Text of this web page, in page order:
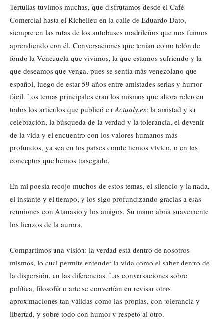
Tertulias tuvimos muchas, que disfrutamos desde el Café
Comercial hasta el Richelieu en la calle de Eduardo Dato,
siempre en las rutas de los autobuses madrileños que nos fuimos
aprendiendo con él. Conversaciones que tenían como telón de
fondo la Venezuela que vivimos, la que estamos sufriendo y la
que deseamos que venga, pues se sentía más venezolano que
español, luego de estar 59 años entre amistades serias y humor
fácil. Los temas principales eran los mismos que ahora releo en
todos los artículos que publicó en Actualy.es: la amistad y su
celebración, la búsqueda de la verdad y la tolerancia, el devenir
de la vida y el encuentro con los valores humanos más
profundos, ya sea en los países donde hemos vivido, o en los
conceptos que hemos trasegado.
En mi poesía recojo muchos de estos temas, el silencio y la nada,
el instante y el tiempo, y los sigo profundizando gracias a esas
reuniones con Atanasio y los amigos. Su mano abría suavemente
los lienzos de la aurora.
Compartimos una visión: la verdad está dentro de nosotros
mismos, lo cual permite entender la vida como el saber dentro de
la dispersión, en las diferencias. Las conversaciones sobre
política, filosofía o arte se convertían en revisar otras
aproximaciones tan válidas como las propias, con tolerancia y
libertad, y sobre todo con humor y respeto al otro.